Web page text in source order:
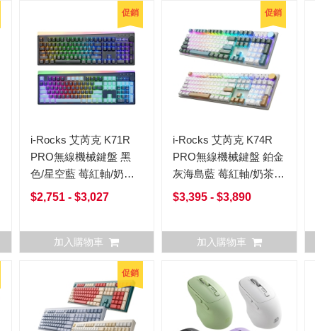
促銷
i-Rocks 艾芮克 K71R
PRO無線機械鍵盤 黑
色/星空藍 莓紅軸/奶茶
軸/靜音奶茶軸 中文
$2,751 - $3,027
加入購物車
促銷
i-Rocks 艾芮克 K74R
PRO無線機械鍵盤 鉑金
灰海島藍 莓紅軸/奶茶
軸/靜音奶茶軸 中文
$3,395 - $3,890
加入購物車
促銷